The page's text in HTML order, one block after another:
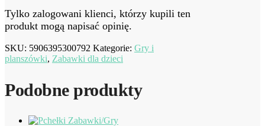
Tylko zalogowani klienci, którzy kupili ten
produkt mogą napisać opinię.
SKU: 5906395300792 Kategorie: Gry i
planszówki, Zabawki dla dzieci
Podobne produkty